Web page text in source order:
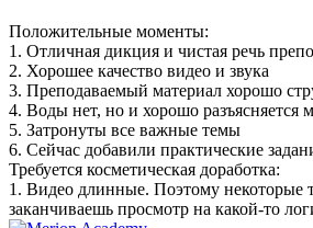
Положительные моменты:
1. Отличная дикция и чистая речь
2. Хорошее качество видео и звука
3. Преподаваемый материал хорошо
4. Воды нет, но и хорошо разъясняется
5. Затронуты все важные темы
6. Сейчас добавили практические
Требуется косметическая доработка:
1. Видео длинные. Поэтому некоторые
заканчиваешь просмотр на какой-то